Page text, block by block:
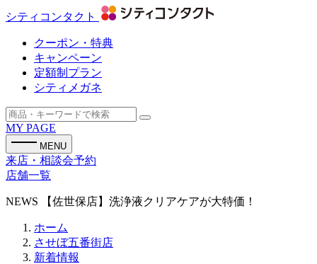
シティコンタクト
クーポン・特典
キャンペーン
定額制プラン
シティメガネ
MY PAGE
MENU
来店・相談会予約
店舗一覧
NEWS 【佐世保店】洗浄液クリアケアが大特価！
ホーム
させぼ五番街店
新着情報